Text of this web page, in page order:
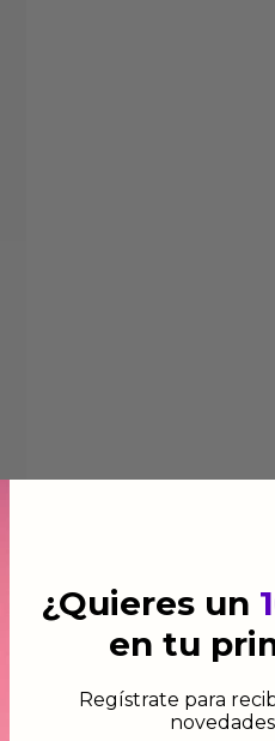
¿Quieres un
en tu
Regístrate para